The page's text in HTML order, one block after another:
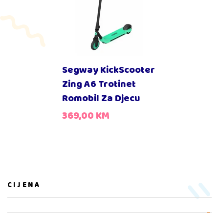
CIJENA
Segway KickScooter
Zing A6 Trotinet
Romobil Za Djecu
369,00KM